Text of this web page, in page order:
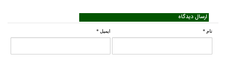
ارسال دیدگاه
نام * ایمیل *